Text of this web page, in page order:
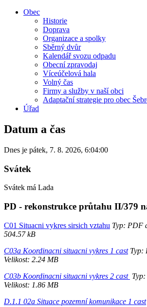
Obec
Historie
Doprava
Organizace a spolky
Sběrný dvůr
Kalendář svozu odpadu
Obecní zpravodaj
Víceúčelová hala
Volný čas
Firmy a služby v naší obci
Adaptační strategie pro obec
Úřad
Datum a čas
Dnes je pátek, 7. 8. 2026, 6:04:00
Svátek
Svátek má Lada
PD - rekonstrukce průtahu II/379
C01 Situacni vykres sirsich vztahu Typ: PDF
504.57 kB
C03a Koordinacni situacni vykres 1 castTyp:
Velikost: 2.24 MB
C03b Koordinacni situacni vykres 2 cast
Velikost: 1.86 MB
D.1.1 02a Situace pozemní komunikace 1 cast